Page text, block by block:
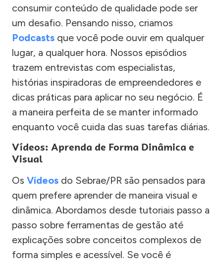
consumir conteúdo de qualidade pode ser
um desafio. Pensando nisso, criamos
Podcasts que você pode ouvir em qualquer
lugar, a qualquer hora. Nossos episódios
trazem entrevistas com especialistas,
histórias inspiradoras de empreendedores e
dicas práticas para aplicar no seu negócio. É
a maneira perfeita de se manter informado
enquanto você cuida das suas tarefas diárias.
Vídeos: Aprenda de Forma Dinâmica e
Visual
Os Vídeos do Sebrae/PR são pensados para
quem prefere aprender de maneira visual e
dinâmica. Abordamos desde tutoriais passo a
passo sobre ferramentas de gestão até
explicações sobre conceitos complexos de
forma simples e acessível. Se você é